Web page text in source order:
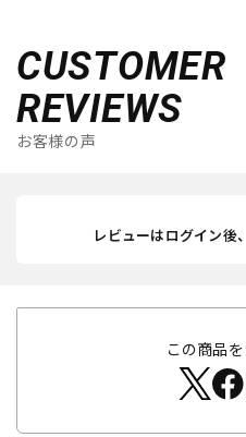
CUSTOMER
REVIEWS
お客様の声
レビューはログイン後
この商品